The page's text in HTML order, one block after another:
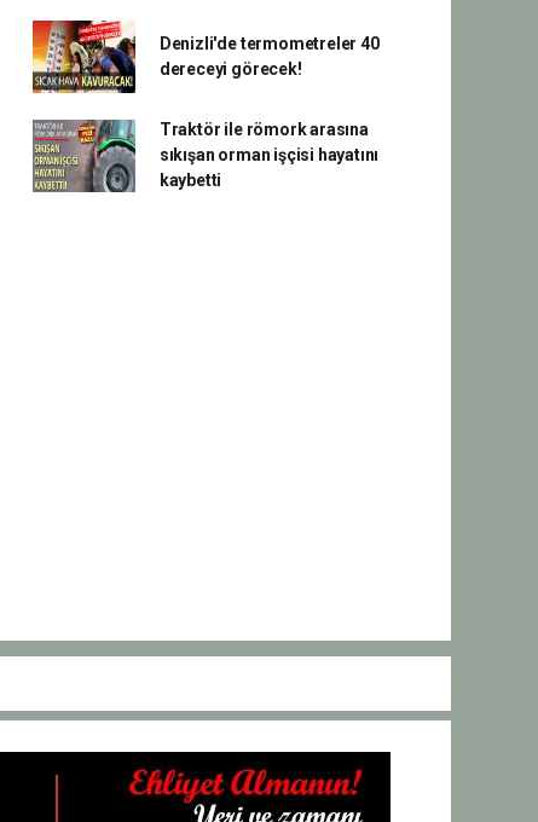
Denizli'de termometreler 40
dereceyi görecek!
Traktör ile römork arasına
sıkışan orman işçisi hayatını
kaybetti